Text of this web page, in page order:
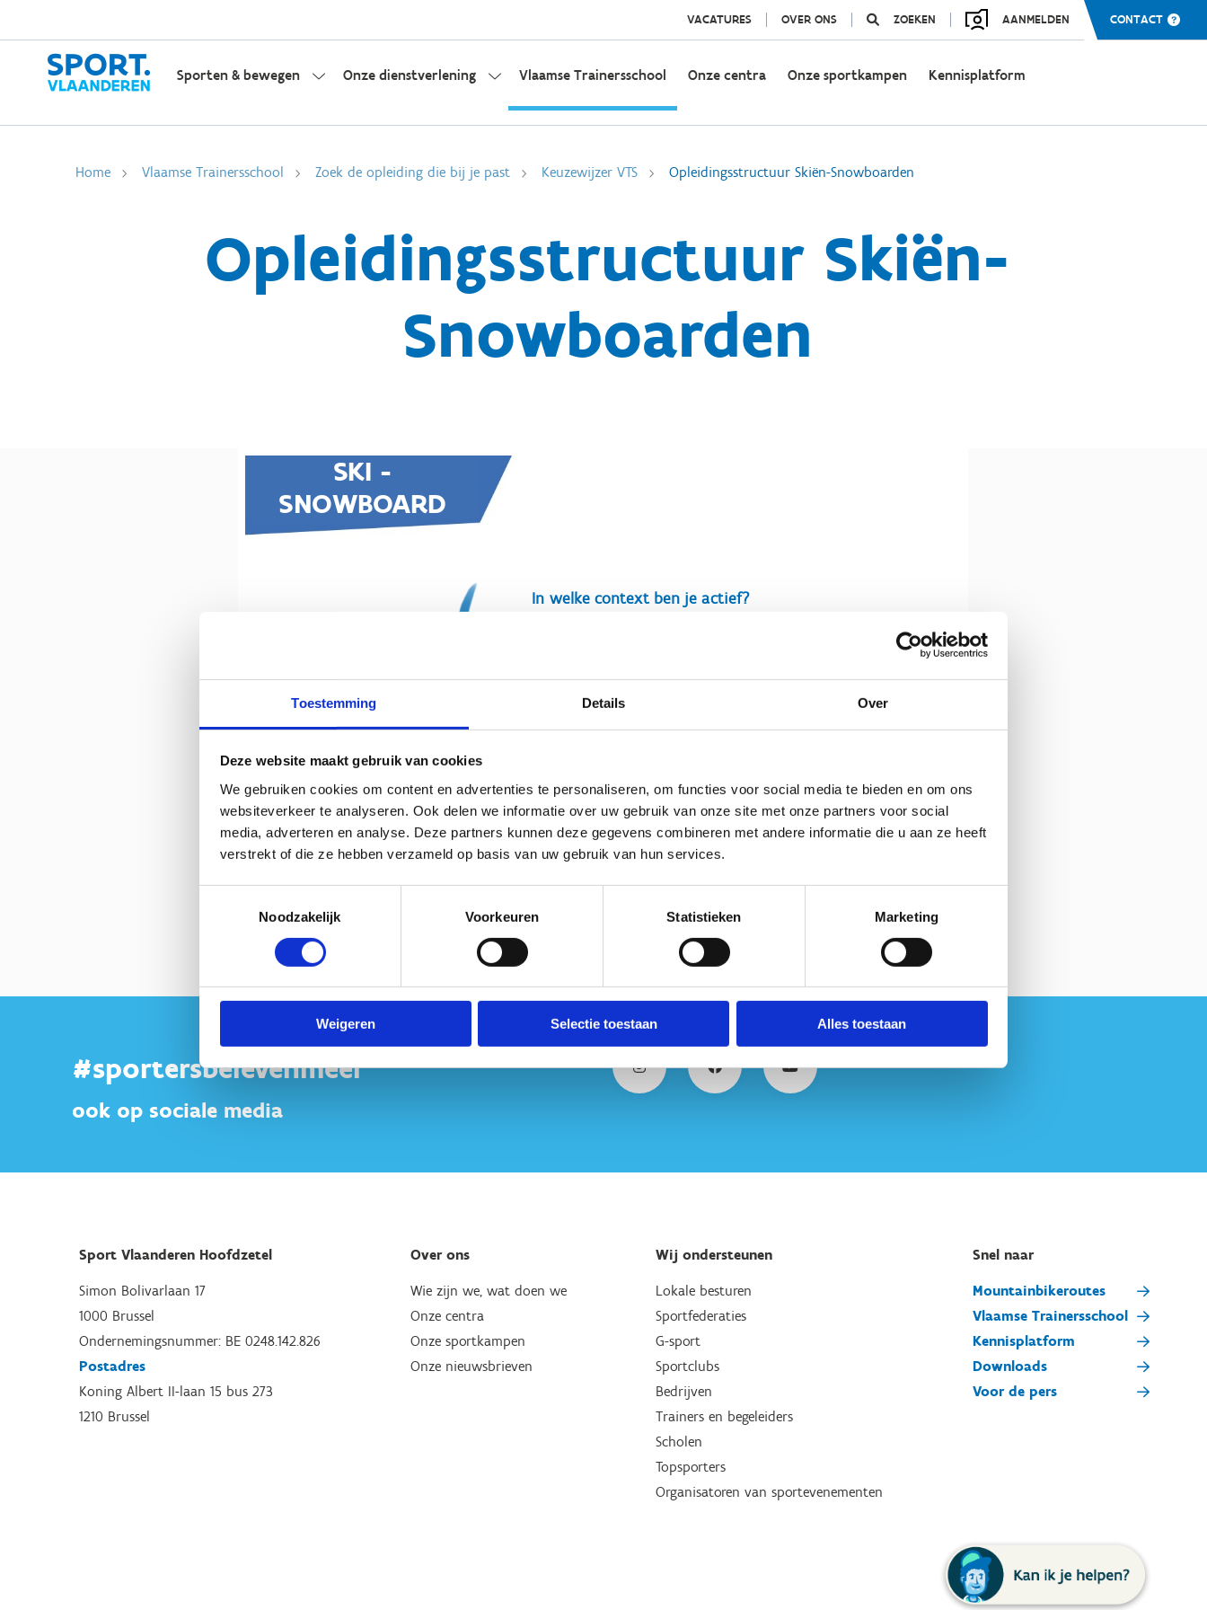
Toestemming Details Over
Deze website maakt gebruik van cookies
We gebruiken cookies om content en advertenties te personaliseren, om functies voor social media te bieden en om ons
websiteverkeer te analyseren. Ook delen we informatie over uw gebruik van onze site met onze partners voor social
media, adverteren en analyse. Deze partners kunnen deze gegevens combineren met andere informatie die u aan ze heeft
verstrekt of die ze hebben verzameld op basis van uw gebruik van hun services.
Noodzakelijk
Voorkeuren Statistieken Marketing
Weigeren Selectie toestaan Alles toestaan
VACATURES OVER ONS ZOEKEN AANMELDEN CONTACT
Sporten & bewegen Onze dienstverlening Vlaamse Trainersschool Onze centra Onze sportkampen Kennisplatform
Home Vlaamse Trainersschool Zoek de opleiding die bij je past Keuzewijzer VTS Opleidingsstructuur Skiën-Snowboarden
Opleidingsstructuur Skiën-
Snowboarden
#sportersbelevenmeer
ook op sociale media
Sport Vlaanderen Hoofdzetel
Simon Bolivarlaan 17
1000 Brussel
Ondernemingsnummer: BE 0248.142.826
Postadres
Koning Albert II-laan 15 bus 273
1210 Brussel
Over ons
Wie zijn we, wat doen we
Onze centra
Onze sportkampen
Onze nieuwsbrieven
Wij ondersteunen
Lokale besturen
Sportfederaties
G-sport
Sportclubs
Bedrijven
Trainers en begeleiders
Scholen
Topsporters
Organisatoren van sportevenementen
Snel naar
Mountainbikeroutes
Vlaamse Trainersschool
Kennisplatform
Downloads
Voor de pers